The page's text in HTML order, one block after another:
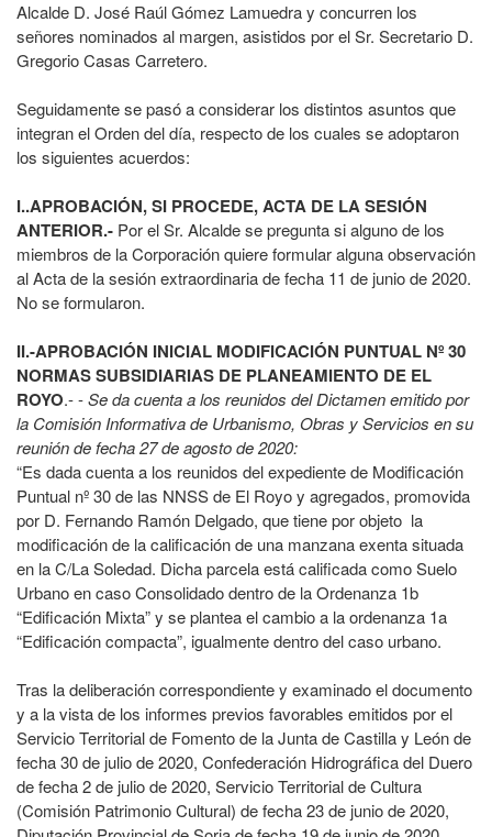
Alcalde D. José Raúl Gómez Lamuedra y concurren los
señores nominados al margen, asistidos por el Sr. Secretario D.
Gregorio Casas Carretero.
Seguidamente se pasó a considerar los distintos asuntos que
integran el Orden del día, respecto de los cuales se adoptaron
los siguientes acuerdos:
I..APROBACIÓN, SI PROCEDE, ACTA DE LA SESIÓN
ANTERIOR.- Por el Sr. Alcalde se pregunta si alguno de los
miembros de la Corporación quiere formular alguna observación
al Acta de la sesión extraordinaria de fecha 11 de junio de 2020.
No se formularon.
II.-APROBACIÓN INICIAL MODIFICACIÓN PUNTUAL Nº 30
NORMAS SUBSIDIARIAS DE PLANEAMIENTO DE EL
ROYO.- -Se da cuenta a los reunidos del Dictamen emitido por
la Comisión Informativa de Urbanismo, Obras y Servicios en su
reunión de fecha 27 de agosto de 2020:
“Es dada cuenta a los reunidos del expediente de Modificación
Puntual nº 30 de las NNSS de El Royo y agregados, promovida
por D. Fernando Ramón Delgado, que tiene por objeto la
modificación de la calificación de una manzana exenta situada
en la C/La Soledad. Dicha parcela está calificada como Suelo
Urbano en caso Consolidado dentro de la Ordenanza 1b
“Edificación Mixta” y se plantea el cambio a la ordenanza 1a
“Edificación compacta”, igualmente dentro del caso urbano.
Tras la deliberación correspondiente y examinado el documento
y a la vista de los informes previos favorables emitidos por el
Servicio Territorial de Fomento de la Junta de Castilla y León de
fecha 30 de julio de 2020, Confederación Hidrográfica del Duero
de fecha 2 de julio de 2020, Servicio Territorial de Cultura
(Comisión Patrimonio Cultural) de fecha 23 de junio de 2020,